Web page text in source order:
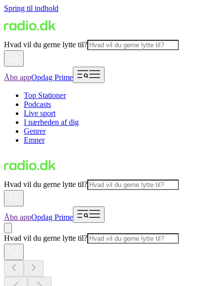
Spring til indhold
Hvad vil du gerne lytte til?
Åbn appOpdag Prime
Top Stationer
Podcasts
Live sport
I nærheden af dig
Genrer
Emner
Hvad vil du gerne lytte til?
Åbn appOpdag Prime
Hvad vil du gerne lytte til?